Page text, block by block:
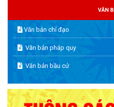
VĂN
Văn bản chỉ đạo
Văn bản pháp quy
Văn bản bầu cử